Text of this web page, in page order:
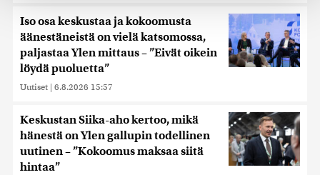
tukemiseen ja kävijämäärämme analysoimiseen. Lisäksi
jaamme sosiaalisen median, mainosalan ja analytiikka-
alan kumppaneillemme tietoja siitä, miten käytät
sivustoamme. Kumppanimme voivat yhdistää näitä
tietoja muihin tietoihin, joita olet antanut heille tai joita on
kerätty, kun olet käyttänyt heidän palvelujaan. Tietoja
Iso osa keskustaa ja kokoomusta
äänestäneistä on vielä katsomossa,
paljastaa Ylen mittaus – ”Eivät oikein
löydä puoluetta”
Uutiset | 6.8.2026 15:57
Keskustan Siika-aho kertoo, mikä
hänestä on Ylen gallupin todellinen
uutinen – ”Kokoomus maksaa siitä
hintaa”